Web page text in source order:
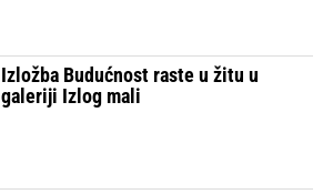
Izložba Budućnost raste u žitu u
galeriji Izlog mali